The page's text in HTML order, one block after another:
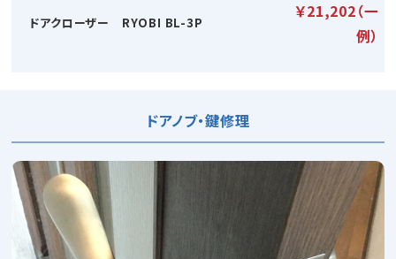
ドアクローザー RYOBI BL-3P
￥21,202（一
例）
ドアノブ・鍵修理